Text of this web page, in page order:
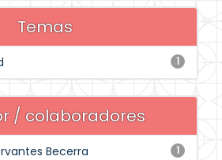
Temas
1
/ colaboradores
1
Becerra